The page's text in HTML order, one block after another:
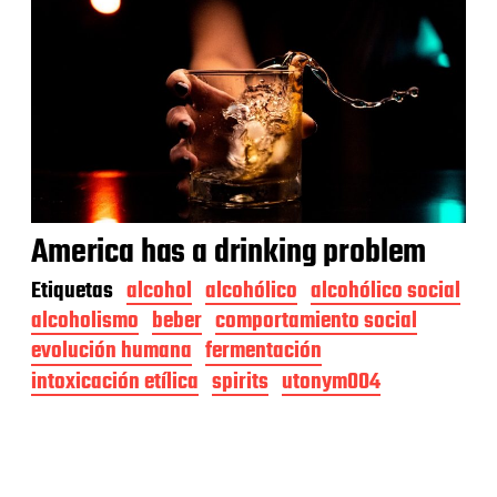
America has a drinking problem
Etiquetas alcohol alcohólico alcohólico social
alcoholismo beber comportamiento social
evolución humana fermentación
intoxicación etílica spirits utonym004